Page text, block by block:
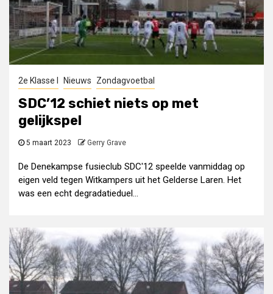
2e Klasse I Nieuws Zondagvoetbal
SDC’12 schiet niets op met
gelijkspel
5 maart 2023 Gerry Grave
De Denekampse fusieclub SDC'12 speelde vanmiddag op
eigen veld tegen Witkampers uit het Gelderse Laren. Het
was een echt degradatieduel...